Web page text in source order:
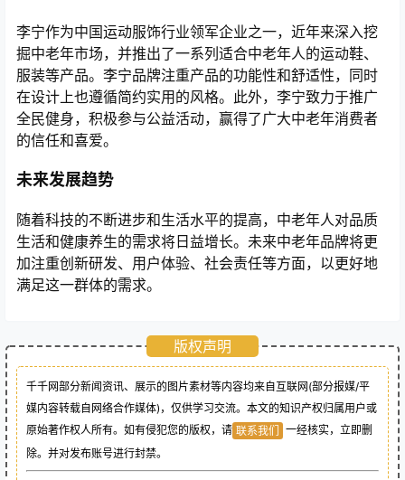
李宁作为中国运动服饰行业领军企业之一，近年来深入挖
掘中老年市场，并推出了一系列适合中老年人的运动鞋、
服装等产品。李宁品牌注重产品的功能性和舒适性，同时
在设计上也遵循简约实用的风格。此外，李宁致力于推广
全民健身，积极参与公益活动，赢得了广大中老年消费者
的信任和喜爱。
未来发展趋势
随着科技的不断进步和生活水平的提高，中老年人对品质
生活和健康养生的需求将日益增长。未来中老年品牌将更
加注重创新研发、用户体验、社会责任等方面，以更好地
满足这一群体的需求。
版权声明
千千网部分新闻资讯、展示的图片素材等内容均来自互联网(部分报媒/平
媒内容转载自网络合作媒体)，仅供学习交流。本文的知识产权归属用户或
原始著作权人所有。如有侵犯您的版权，请 联系我们
一经核实，立即删
除。并对发布账号进行封禁。